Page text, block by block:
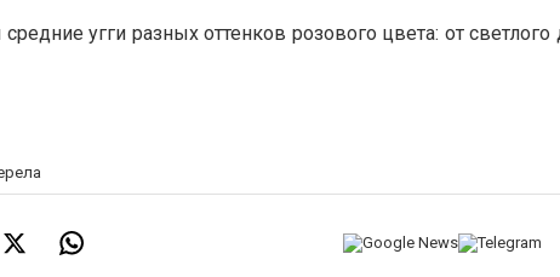
угги разных оттенков розового цвета: от светлого